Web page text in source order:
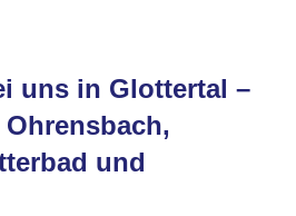
uns in Glottertal –
und